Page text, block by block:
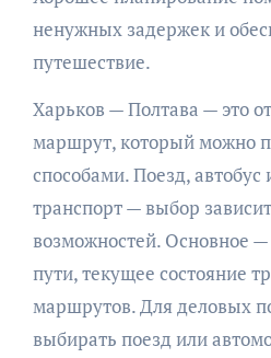
ненужных задержек и
путешествие.
Харьков — Полтава — это
маршрут, который можно
способами. Поезд,
транспорт — выбор
возможностей. Основное
пути, текущее состояние
маршрутов. Для деловых
выбирать поезд или